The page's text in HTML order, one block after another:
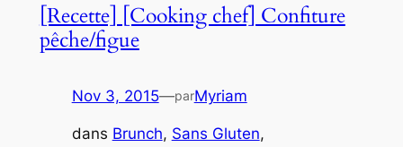
[Recette] [Cooking chef] Confiture
pêche/figue
Nov 3, 2015—parMyriam
dans Brunch, Sans Gluten